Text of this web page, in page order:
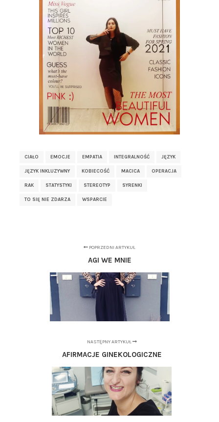
CIAŁO EMOCJE EMPATIA INTEGRALNOŚĆ JĘZYK
JĘZYK INKLUZYWNY KOBIECOŚĆ MACICA OPERACJA
RAK STATYSTYKI STEREOTYP SYRENKI
TO SIĘ NIE ZDARZA WSPARCIE
POPRZEDNI ARTYKUŁ
AGI WE MNIE
NASTĘPNY ARTYKUŁ
AFIRMACJE GINEKOLOGICZNE